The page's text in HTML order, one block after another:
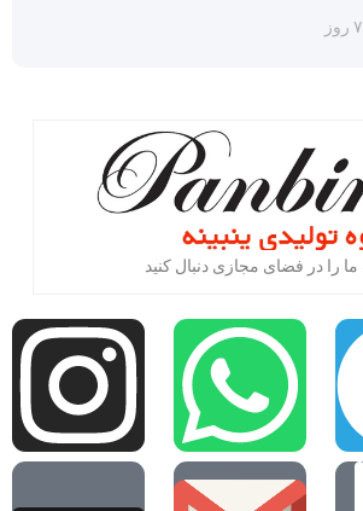
را در فضای مجازی دنبال کنید